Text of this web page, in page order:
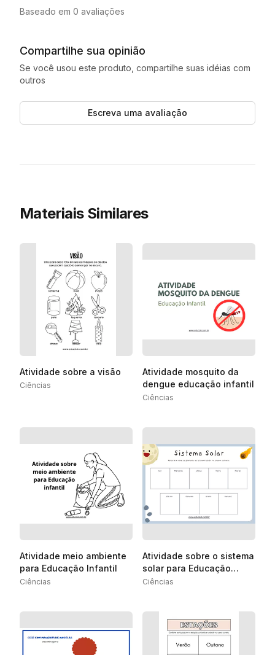
Baseado em 0 avaliações
Compartilhe sua opinião
Se você usou este produto, compartilhe suas idéias com
outros
Escreva uma avaliação
Materiais Similares
Atividade sobre a visão
Ciências
Atividade mosquito da
dengue educação infantil
Ciências
Atividade meio ambiente
para Educação Infantil
Ciências
Atividade sobre o sistema
solar para Educação
Infantil
Ciências